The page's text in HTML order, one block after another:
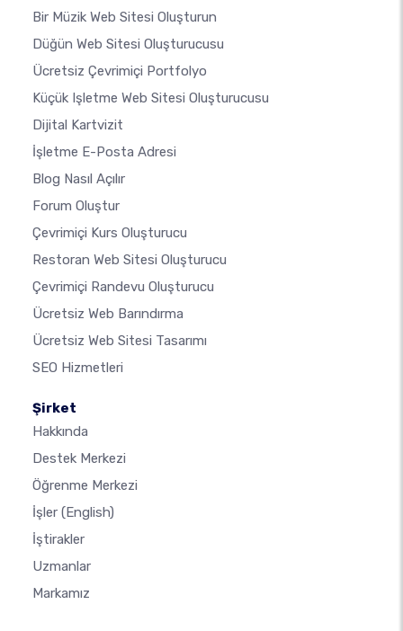
Bir Müzik Web Sitesi Oluşturun
Düğün Web Sitesi Oluşturucusu
Ücretsiz Çevrimiçi Portfolyo
Küçük Işletme Web Sitesi Oluşturucusu
Dijital Kartvizit
İşletme E-Posta Adresi
Blog Nasıl Açılır
Forum Oluştur
Çevrimiçi Kurs Oluşturucu
Restoran Web Sitesi Oluşturucu
Çevrimiçi Randevu Oluşturucu
Ücretsiz Web Barındırma
Ücretsiz Web Sitesi Tasarımı
SEO Hizmetleri
Şirket
Hakkında
Destek Merkezi
Öğrenme Merkezi
İşler (English)
İştirakler
Uzmanlar
Markamız